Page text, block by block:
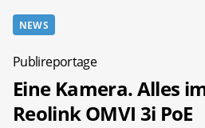
NEWS
Publireportage
Eine Kamera. Alles
Reolink OMVI 3i PoE